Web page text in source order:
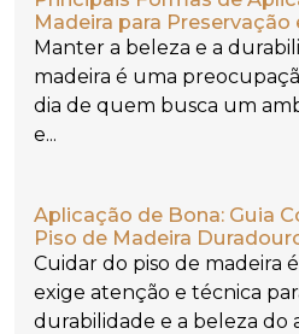
Madeira para Preservação
Manter a beleza e a
madeira é uma
dia de quem busca um
e...
Aplicação de Bona: Guia
Piso de Madeira
Cuidar do piso de madeira
exige atenção e técnica
durabilidade e a beleza do